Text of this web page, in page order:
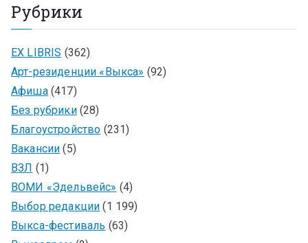
Рубрики
EX LIBRIS (362)
Арт-резиденции «Выкса» (92)
Афиша(417)
Без рубрики(28)
Благоустройство (231)
Вакансии (5)
ВЗЛ (1)
ВОМИ «Эдельвейс» (4)
Выбор редакции (1 199)
Выкса-фестиваль (63)